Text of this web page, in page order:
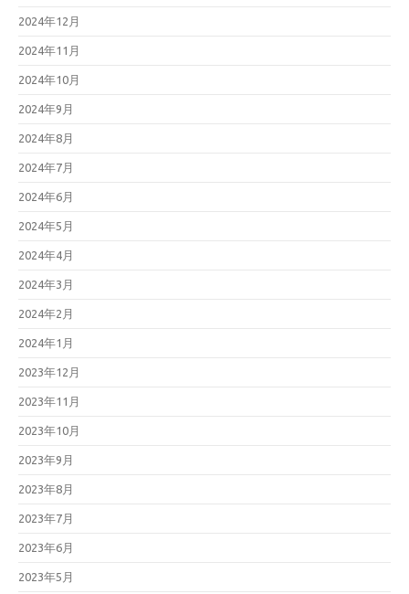
2024年12月
2024年11月
2024年10月
2024年9月
2024年8月
2024年7月
2024年6月
2024年5月
2024年4月
2024年3月
2024年2月
2024年1月
2023年12月
2023年11月
2023年10月
2023年9月
2023年8月
2023年7月
2023年6月
2023年5月